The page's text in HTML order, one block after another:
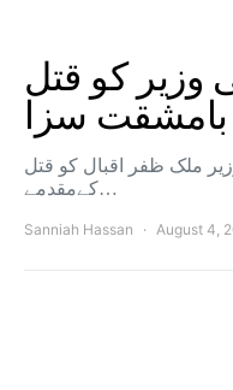
وزیر کو قتل
ملک ظفر اقبال کو قتل
کےمقدمے…
Sanniah Hassan August 4,